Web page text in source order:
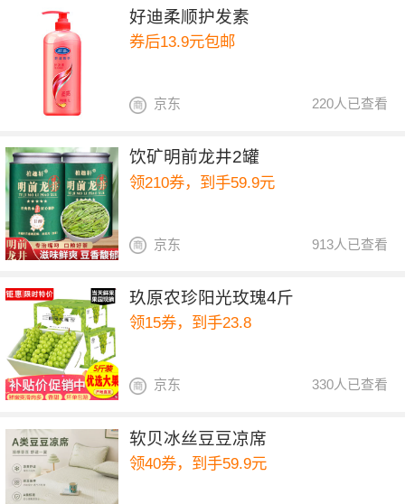
好迪柔顺护发素
券后13.9元包邮
220人已查看
京东
饮矿明前龙井2罐
领210券，到手59.9元
913人已查看
京东
玖原农珍阳光玫瑰4斤
领15券，到手23.8
330人已查看
京东
软贝冰丝豆豆凉席
领40券，到手59.9元